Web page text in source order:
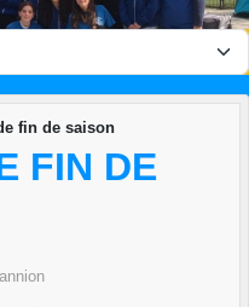
fin de saison
FIN DE